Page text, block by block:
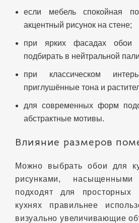
если мебель спокойная
акцентный рисунок на стене;
при ярких фасадах обои
подбирать в нейтральной
при классическом
приглушённые тона и
для современных форм
абстрактные мотивы.
Влияние размеров
Можно выбрать обои для
рисунками,
подходят для просторных
кухнях правильнее
визуально увеличивающие